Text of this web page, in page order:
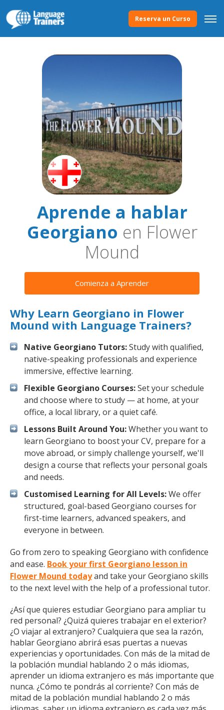
Reserva un Curso
Aprende a hablar
Georgiano en Flower
Mound
Comienza a Aprender
Why Learn Georgiano in Flower
Mound with Language Trainers?
Native Georgiano Tutors:Study with qualified,
native-speaking professionals and experience
immersive, effective learning.
Flexible Georgiano Courses:Set your schedule
and choose where to study — at home, at your
office, a local library, or a quiet café.
Lessons Built Around You:Whether you want to
learn Georgiano to boost your CV, prepare for a
move abroad, or simply challenge yourself, we'll
design a course that reflects your personal goals
and needs.
Customised Learning for All Levels:We offer
structured, goal-based Georgiano courses for
first-time learners, advanced speakers, and
everyone in between.
Go from zero to speaking Georgiano with confidence
and ease. Book your first Georgiano lesson in
Flower Mound todayand take your Georgiano skills
to the next level with the help of a professional tutor.
¿Así que quieres estudiar Georgiano para ampliar tu
red personal? ¿Quizá quieres trabajar en el exterior?
¿O viajar al extranjero? Cualquiera que sea la razón,
hablar Georgiano abrirá esas puertas a nuevas
experiencias y oportunidades. Con más de la mitad de
la población mundial hablando 2 o más idiomas,
aprender un idioma extranjero es más importante que
nunca. ¿Cómo te pondrás al corriente? Con más de
mitad de la población mundial hablando 2 o más